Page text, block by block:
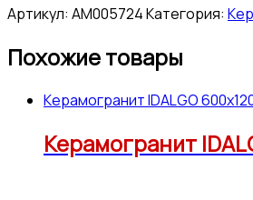
Артикул: АМ005724Категория:
Похожие товары
Керамогранит IDALGO
Керамогранит